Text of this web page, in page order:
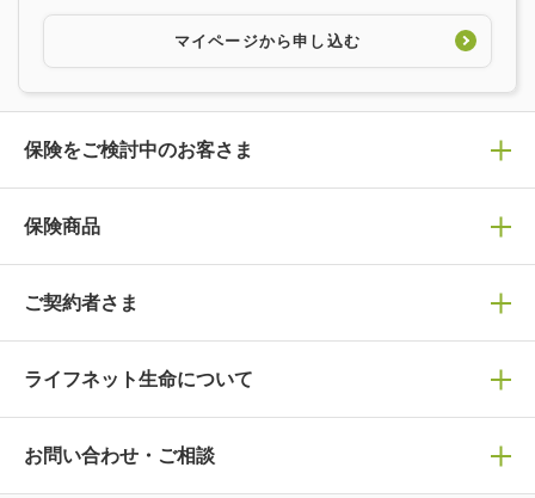
マイページから申し込む
保険をご検討中のお客さま
保険の選び方
保険選びで迷っている方はチェック！
保険の基礎知識や選び方を解説！
人生のステージに必要な保険がわかる！
保険商品
保険商品一覧
万が一に備える
病気や手術に備える
ご契約者さま
マイページログイン
ライフネット生命について
ライフネット生命についてトップ
お問い合わせ・ご相談